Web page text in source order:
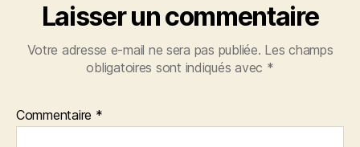
Laisser un commentaire
Votre adresse e-mail ne sera pas publiée. Les champs
obligatoires sont indiqués avec *
Commentaire *